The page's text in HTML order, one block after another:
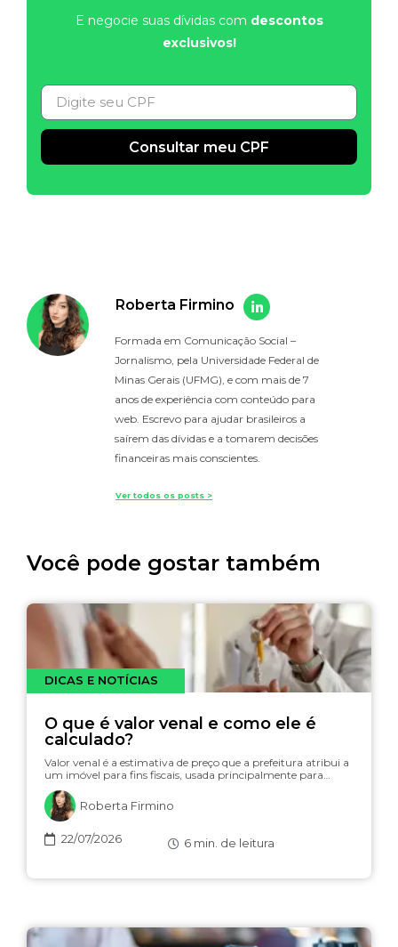
E negocie suas dívidas com descontos
exclusivos!
Consultar meu CPF
Roberta Firmino
Formada em Comunicação Social –
Jornalismo, pela Universidade Federal de
Minas Gerais (UFMG), e com mais de 7
anos de experiência com conteúdo para
web. Escrevo para ajudar brasileiros a
saírem das dívidas e a tomarem decisões
financeiras mais conscientes.
Ver todos os posts >
Você pode gostar também
DICAS E NOTÍCIAS
O que é valor venal e como ele é
calculado?
Valor venal é a estimativa de preço que a prefeitura atribui a
um imóvel para fins fiscais, usada principalmente para…
Roberta Firmino
22/07/2026 6 min. de leitura